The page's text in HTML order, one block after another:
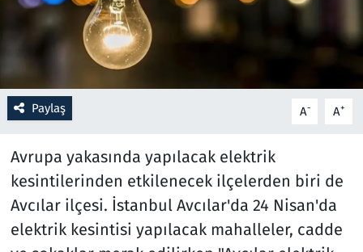
Paylaş A- A+
Avrupa yakasında yapılacak elektrik
kesintilerinden etkilenecek ilçelerden biri de
Avcılar ilçesi. İstanbul Avcılar'da 24 Nisan'da
elektrik kesintisi yapılacak mahalleler, cadde
Spor
Teknoloji ve Bilim
Televizyon